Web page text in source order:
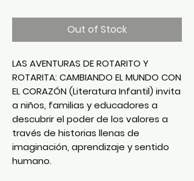
Out of Stock
LAS AVENTURAS DE ROTARITO Y
ROTARITA: CAMBIANDO EL MUNDO CON
EL CORAZÓN (Literatura Infantil) invita
a niños, familias y educadores a
descubrir el poder de los valores a
través de historias llenas de
imaginación, aprendizaje y sentido
humano.